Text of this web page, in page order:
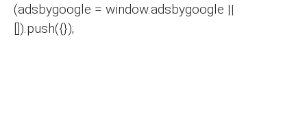
(adsbygoogle = window.adsbygoogle ||
[]).push({});